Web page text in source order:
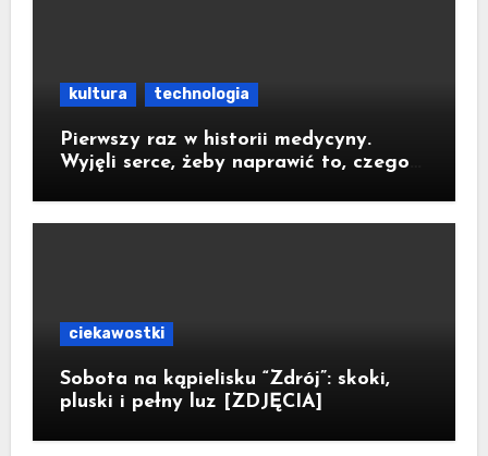
kultura technologia
Pierwszy raz w historii medycyny.
Wyjęli serce, żeby naprawić to, czego
piersiowej
ciekawostki
Sobota na kąpielisku “Zdrój”: skoki,
pluski i pełny luz [ZDJĘCIA]